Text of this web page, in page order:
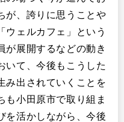
が、誇りに思うことや
ウェルカフェ」という
が展開するなどの動き
いて、今後もこうした
み出されていくことを
も小田原市で取り組ま
を活かしながら、今後